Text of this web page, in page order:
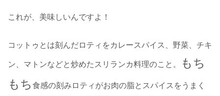
これが、美味しいんですよ！
コットゥとは刻んだロティをカレースパイス、野菜、チキ
ン、マトンなどと炒めたスリランカ料理のこと。
もち
もち 食感の刻みロティがお肉の脂とスパイスをうまく